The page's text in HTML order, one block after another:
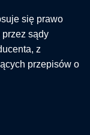
się prawo
sądy
z
przepisów o